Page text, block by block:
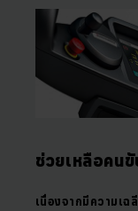
ช่วยเหลือคน
เนื่องจากมีความเ